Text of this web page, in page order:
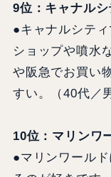
9位：キャナルシ
●キャナルシテ
ショップや噴水
や阪急でお買い
すい。（40代／
10位：マリンワ
●マリンワール